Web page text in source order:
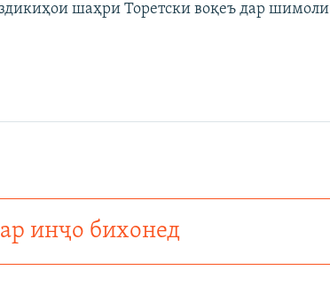
шаҳри Торетски воқеъ дар шимоли
инҷо бихонед